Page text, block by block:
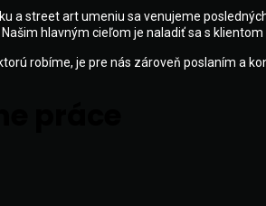
a street art umeniu sa venujeme
hlavným cieľom je naladiť sa s
robíme, je pre nás zároveň poslaním a